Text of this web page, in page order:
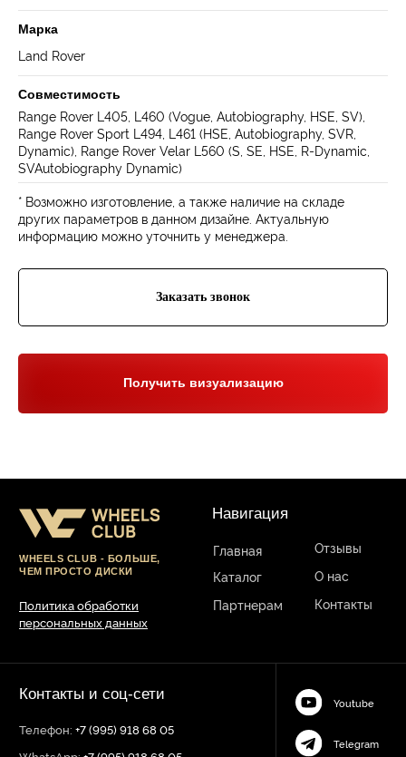
Марка
Land Rover
Совместимость
Range Rover L405, L460 (Vogue, Autobiography, HSE, SV),
Range Rover Sport L494, L461 (HSE, Autobiography, SVR,
Dynamic), Range Rover Velar L560 (S, SE, HSE, R-Dynamic,
SVAutobiography Dynamic)
* Возможно изготовление, а также наличие на складе
других параметров в данном дизайне. Актуальную
информацию можно уточнить у менеджера.
Заказать звонок
Получить визуализацию
WHEELS CLUB - БОЛЬШЕ,
ЧЕМ ПРОСТО ДИСКИ
Политика обработки
персональных данных
Контакты и соц-сети
Навигация
Сусанина, д 6, корп 4, кв 42
Телефон:+7 (995) 918 68 05
Главная
Каталог
Партнерам
Отзывы
Контакты